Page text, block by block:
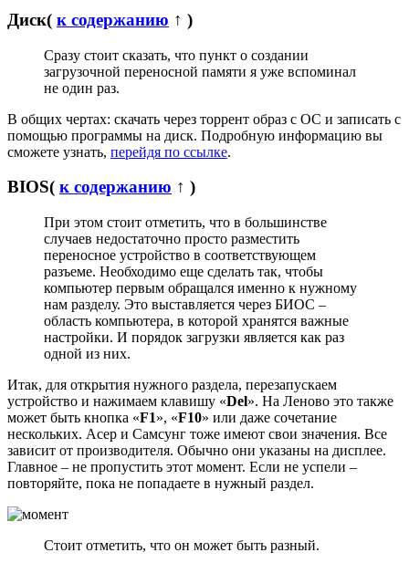
Диск( к содержанию ↑ )
Сразу стоит сказать, что пункт о создании
загрузочной переносной памяти я уже вспоминал
не один раз.
В общих чертах: скачать через торрент образ с ОС и записать с
помощью программы на диск. Подробную информацию вы
сможете узнать, перейдя по ссылке.
BIOS( к содержанию ↑ )
При этом стоит отметить, что в большинстве
случаев недостаточно просто разместить
переносное устройство в соответствующем
разъеме. Необходимо еще сделать так, чтобы
компьютер первым обращался именно к нужному
нам разделу. Это выставляется через БИОС –
область компьютера, в которой хранятся важные
настройки. И порядок загрузки является как раз
одной из них.
Итак, для открытия нужного раздела, перезапускаем
устройство и нажимаем клавишу «Del». На Леново это также
может быть кнопка «F1», «F10» или даже сочетание
нескольких. Асер и Самсунг тоже имеют свои значения. Все
зависит от производителя. Обычно они указаны на дисплее.
Главное – не пропустить этот момент. Если не успели –
повторяйте, пока не попадаете в нужный раздел.
Стоит отметить, что он может быть разный.